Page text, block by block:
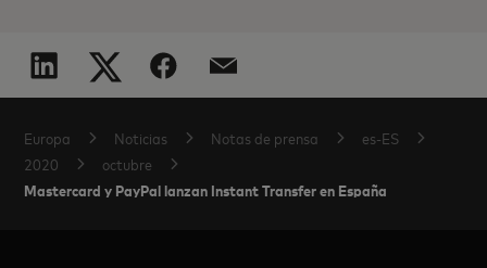
Europa Noticias Notas de prensa
es-ES
2020
octubre
Mastercard y PayPal lanzan Instant Transfer en España